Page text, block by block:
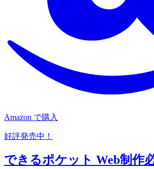
Amazon で購入
好評発売中！
できるポケット Web制作